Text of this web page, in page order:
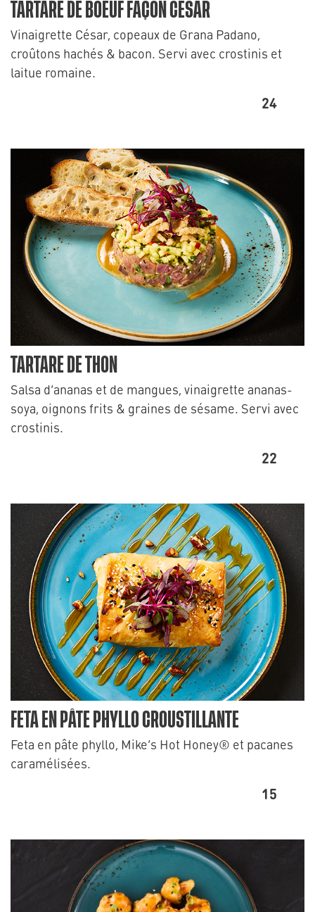
TARTARE DE BOEUF FAÇON CÉSAR
Vinaigrette César, copeaux de Grana Padano,
croûtons hachés & bacon. Servi avec crostinis et
laitue romaine.
24
TARTARE DE THON
Salsa d’ananas et de mangues, vinaigrette ananas-
soya, oignons frits & graines de sésame. Servi avec
crostinis.
22
FETA EN PÂTE PHYLLO CROUSTILLANTE
Feta en pâte phyllo, Mike’s Hot Honey® et pacanes
caramélisées.
15